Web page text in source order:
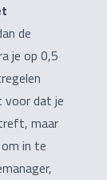
de
je op 0,5
voor dat je
maar
in te